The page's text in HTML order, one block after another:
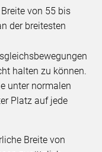
von 55 bis
der breitesten
halten zu können.
unter normalen
Platz auf jede
Breite von